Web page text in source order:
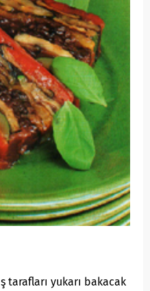
tarafları yukarı bakacak